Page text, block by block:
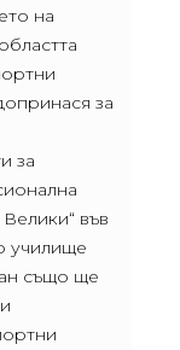
на
за
за
във
училище
също ще